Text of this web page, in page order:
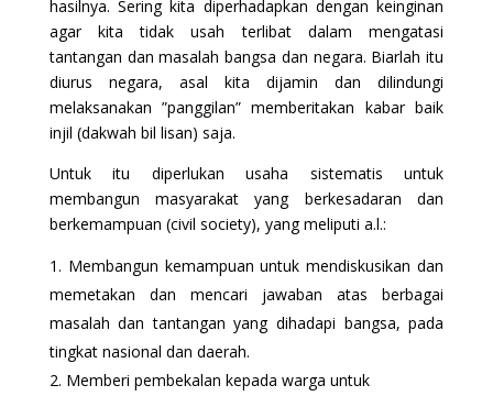
hasilnya. Sering kita diperhadapkan dengan keinginan
agar kita tidak usah terlibat dalam mengatasi
tantangan dan masalah bangsa dan negara. Biarlah itu
diurus negara, asal kita dijamin dan dilindungi
melaksanakan ”panggilan” memberitakan kabar baik
injil (dakwah bil lisan) saja.
Untuk itu diperlukan usaha sistematis untuk
membangun masyarakat yang berkesadaran dan
berkemampuan (civil society), yang meliputi a.l.:
Membangun kemampuan untuk mendiskusikan dan
memetakan dan mencari jawaban atas berbagai
masalah dan tantangan yang dihadapi bangsa, pada
tingkat nasional dan daerah.
Memberi pembekalan kepada warga untuk